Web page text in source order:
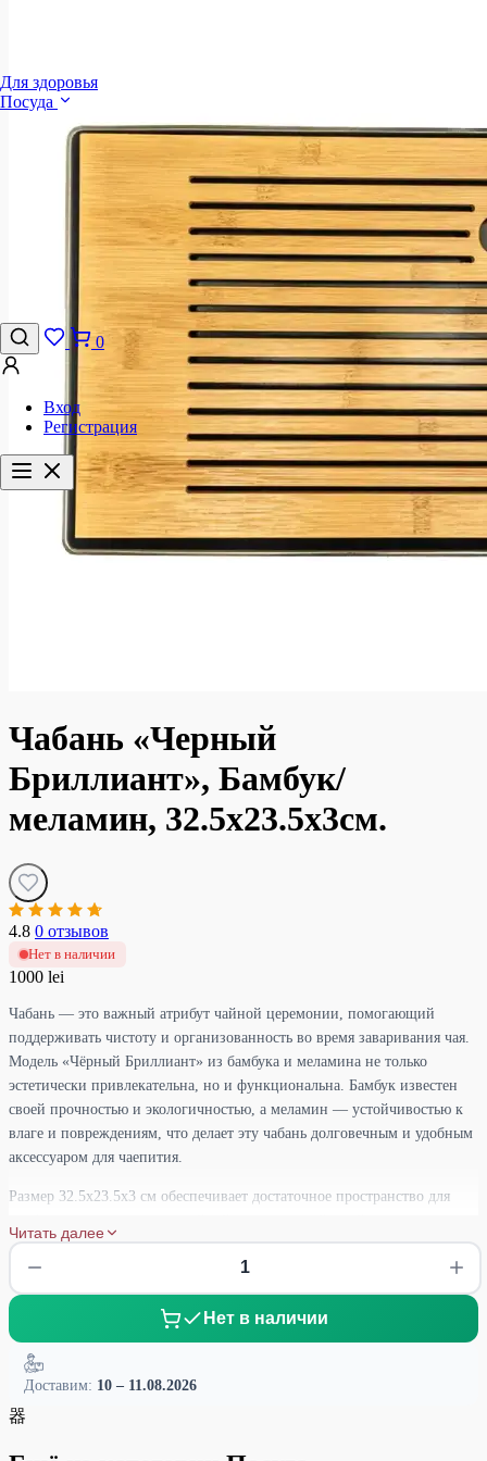
Для здоровья
Посуда
0
Вход
Регистрация
Чабань «Черный
Бриллиант», Бамбук/
меламин, 32.5x23.5x3см.
4.8 0 отзывов
Нет в наличии
1000 lei
Чабань — это важный атрибут чайной церемонии, помогающий
поддерживать чистоту и организованность во время заваривания чая.
Модель «Чёрный Бриллиант» из бамбука и меламина не только
эстетически привлекательна, но и функциональна. Бамбук известен
своей прочностью и экологичностью, а меламин — устойчивостью к
влаге и повреждениям, что делает эту чабань долговечным и удобным
аксессуаром для чаепития.
Размер 32.5x23.5x3 см обеспечивает достаточное пространство для
чайника. Такой размер идеально подходит для небольших чайных
церемоний, позволяя вам наслаждаться процессом без лишней суеты.
Одной из ключевых особенностей этой чабани является наличие
двойного дна, куда сливаются излишки чая или кипятка. Это
обеспечивает аккуратность и лёгкость в использовании, позволяя
сохранить чистоту на вашем чайном столе. Простой механизм
снять верхнюю часть и удалить жидкость из нижнего поддона.
Читать далее
Нет в наличии
Доставим: 10 – 11.08.2026
器